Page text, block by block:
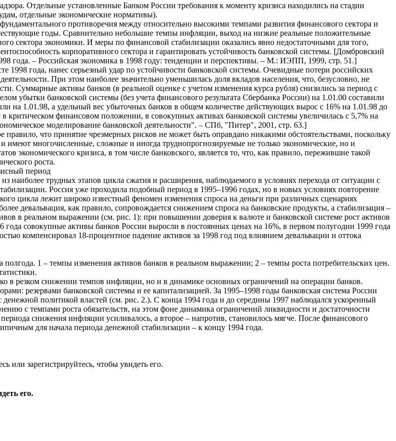
Отдельные установленные Банком России требования к моменту кризиса находились на стадии
отдельные экономические нормативы).
противоречия между относительно высокими темпами развития финансового сектора и
годы. Сравнительно небольшие темпы инфляции, выход на низкие реальные положительные
сектора экономики. И меры по финансовой стабилизации оказались явно недостаточными для того,
корпоративного сектора и гарантировать устойчивость банковской системы. [Домбровский
года. – Российская экономика в 1998 году: тенденции и перспективы. – М.: ИЭПП, 1999, стр. 51.]
года, нанес серьезный удар по устойчивости банковской системы. Очевидные потери российских
При этом наиболее значительно уменьшилась доля вкладов населения, что, безусловно, не
Суммарные активы банков (в реальной оценке с учетом изменения курса рубля) снизились за период с
убытки банковской системы (без учета финансового результата Сбербанка России) на 1.01.00 составили
на 1.01.98, а удельный вес убыточных банков в общем количестве действующих вырос с 16% на 1.01.98 до
критическом финансовом положении, в совокупных активах банковской системы увеличилась с 5,7% на
моделирование банковской деятельности". – СПб, "Питер", 2001, стр. 63.]
правило, что принятие чрезмерных рисков не может быть оправдано никакими обстоятельствами, поскольку
имеют многочисленные, сложные и иногда труднопрогнозируемые не только экономические, но и
экономического кризиса, в том числе банковского, является то, что, как правило, пережившие такой
роста.
период
наиболее трудных этапов цикла сжатия и расширения, наблюдаемого в условиях перехода от ситуации с
Россия уже проходила подобный период в 1995–1996 годах, но в новых условиях повторение
цикла лежит широко известный феномен изменения спроса на деньги при различных сценариях
девальвация, как правило, сопровождается снижением спроса на банковские продукты, а стабилизация –
в реальном выражении (см. рис. 1): при повышении доверия к валюте и банковской системе рост активов
совокупные активы банков России выросли в постоянных ценах на 16%, в первом полугодии 1999 года
компенсировал 18-процентное падение активов за 1998 год под влиянием девальвации и оттока
1 – темпы изменения активов банков в реальном выражении; 2 – темпы роста потребительских цен.
в резком снижении темпов инфляции, но и в динамике основных ограничений на операции банков.
резервами банковской системы и ее капитализацией. За 1995–1998 годы банковская система России
политикой властей (см. рис. 2.). С конца 1994 года и до середины 1997 наблюдался ускоренный
с темпами роста обязательств, на этом фоне динамика ограничений ликвидности и достаточности
снижения инфляции усиливалось, а второе – напротив, становилось мягче. После финансового
для начала периода денежной стабилизации – к концу 1994 года.
или зарегистрируйтесь, чтобы увидеть его.
его.